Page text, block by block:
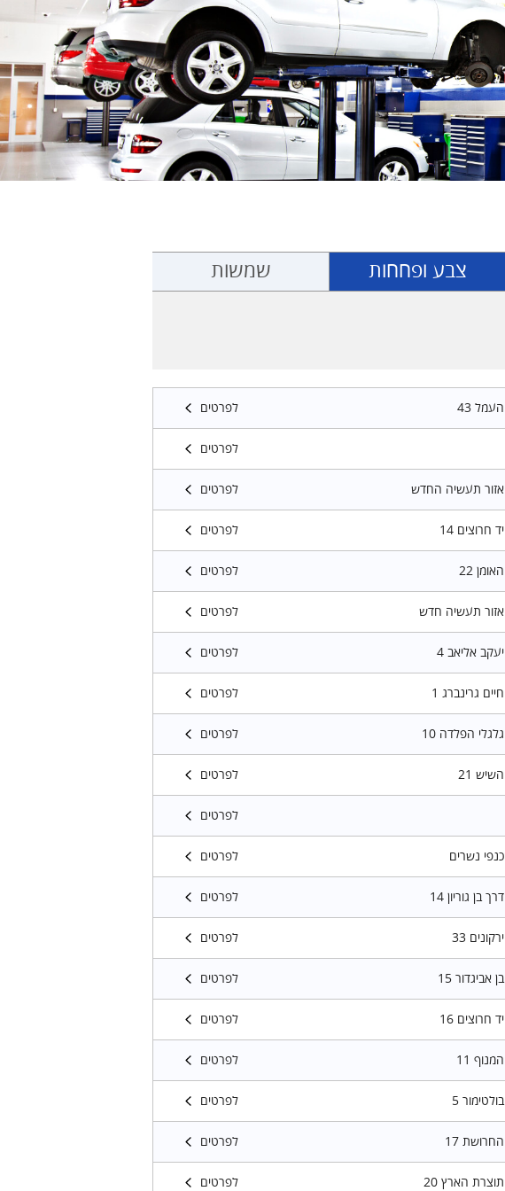
צבע ופחחות שמשות
העמל 43 לפרטים
לפרטים
אזור תעשיה החדש לפרטים
יד חרוצים 14 לפרטים
האומן 22 לפרטים
אזור תעשיה חדש לפרטים
יעקב אליאב 4 לפרטים
חיים גרינברג 1 לפרטים
גלגלי הפלדה 10 לפרטים
השיש 21 לפרטים
לפרטים
כנפי נשרים לפרטים
דרך בן גוריון 14 לפרטים
ירקונים 33 לפרטים
בן אביגדור 15 לפרטים
יד חרוצים 16 לפרטים
המנוף 11 לפרטים
בולטימור 5 לפרטים
החרושת 17 לפרטים
תוצרת הארץ 20 לפרטים